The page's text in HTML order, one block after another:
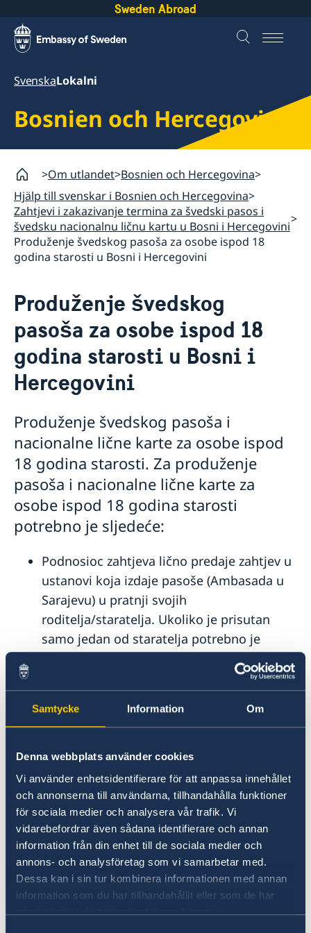
Samtycke Information Om
Denna webbplats använder cookies
Vi använder enhetsidentifierare för att anpassa innehållet
och annonserna till användarna, tillhandahålla funktioner
för sociala medier och analysera vår trafik. Vi
vidarebefordrar även sådana identifierare och annan
information från din enhet till de sociala medier och
annons- och analysföretag som vi samarbetar med.
Dessa kan i sin tur kombinera informationen med annan
information som du har tillhandahållit eller som de har
samlat in när du har använt deras tjänster.
Sweden Abroad
SvenskaLokalni
Bosnien och Hercegovina
Om utlandet Bosnien och Hercegovina
Hjälp till svenskar i Bosnien och Hercegovina
Zahtjevi i zakazivanje termina za švedski pasos i
švedsku nacionalnu ličnu kartu u Bosni i Hercegovini
Produženje švedskog pasoša za osobe ispod 18
godina starosti u Bosni i Hercegovini
Produženje švedskog
pasoša za osobe ispod 18
godina starosti u Bosni i
Hercegovini
Produženje švedskog pasoša i
nacionalne lične karte za osobe ispod
18 godina starosti. Za produženje
pasoša i nacionalne lične karte za
osobe ispod 18 godina starosti
potrebno je sljedeće:
Podnosioc zahtjeva lično predaje zahtjev u
ustanovi koja izdaje pasoše (Ambasada u
Sarajevu) u pratnji svojih
roditelja/staratelja. Ukoliko je prisutan
samo jedan od staratelja potrebno je
predočiti identifikacioni dokument u
odutnog straratelja u originalu ili ovjerenu
kopiju identifikacionog dokumenta.
Staratelj svoj identitet potvrđuje pasošem
sa fotografijom. Ukoliko je prisutan samo
jedan od staratelja prilikom predavanja
zahtjeva potrebno je predočiti
identifikacioni dokument staratelja koji
nije prisutan (u originalu ili ovjerenu
kopiju).
Ukoliko dijete ima samo jednog staratelja
potrebno je to dokazati sa potvrdom ili
pravomoćnom presudom Suda.